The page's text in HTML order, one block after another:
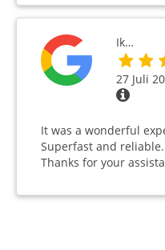
Ik…
27 Juli
It was a wonderful
Superfast and reliable.
Thanks for your